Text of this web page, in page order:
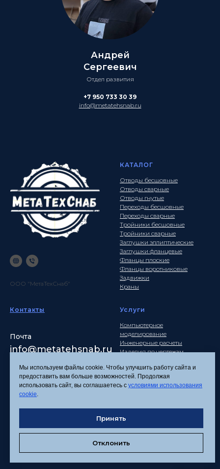
Андрей
Сергеевич
Отдел развития
+7 950 733 30 39
info@metatehsnab.ru
ООО "МетаТехСнаб"
КАТАЛОГ
Отводы бесшовные
Отводы сварные
Отводы гнутые
Переходы бесшовные
Переходы сварные
Тройники бесшовные
Тройники сварные
Заглушки эллиптические
Заглушки фланцевые
Фланцы плоские
Фланцы воротниковые
Задвижки
Краны
Контакты
Почта
info@metatehsnab.ru
Услуги
Компьютерное
моделирование
Инженерные расчеты
Изделия по чертежам
Политика
Согласие на обработку
персональных данных
Соглашение об
Мы используем файлы cookie. Чтобы улучшить работу сайта и
предоставить вам больше возможностей. Продолжая
использовать сайт, вы соглашаетесь с условиями использования
cookie.
Принять
Отклонить